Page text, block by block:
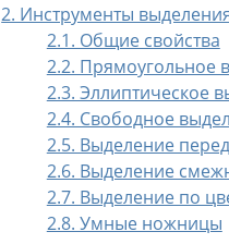
2. Инструменты
2.1. Общие свойства
2.2. Прямоугольное
2.3. Эллиптическое
2.4. Свободное
2.5. Выделение
2.6. Выделение
2.7. Выделение по
2.8. Умные ножницы